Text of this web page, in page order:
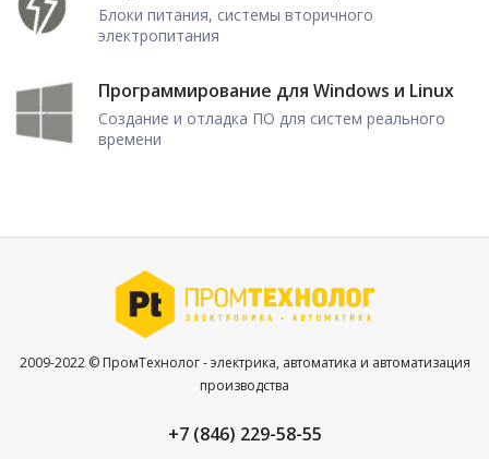
Блоки питания, системы вторичного
электропитания
Программирование для Windows и Linux
Создание и отладка ПО для систем реального
времени
2009-2022 © ПромТехнолог - электрика, автоматика и автоматизация
производства
+7 (846) 229-58-55